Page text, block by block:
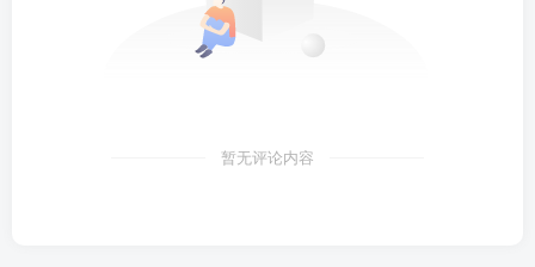
暂无评论内容